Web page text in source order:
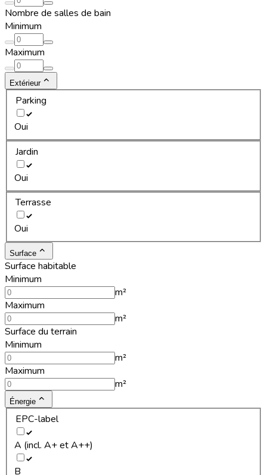
Nombre de salles de bain
Minimum
Maximum
Extérieur
Parking
Oui
Jardin
Oui
Terrasse
Oui
Surface
Surface habitable
Minimum
m²
Maximum
m²
Surface du terrain
Minimum
m²
Maximum
m²
Énergie
EPC-label
A (incl. A+ et A++)
B